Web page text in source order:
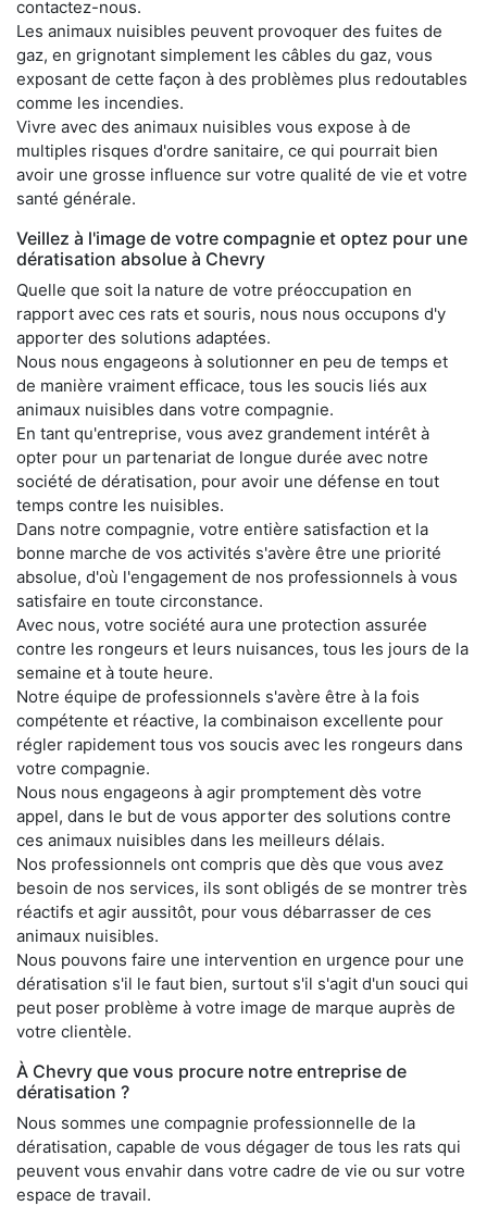
contactez-nous.
Les animaux nuisibles peuvent provoquer des fuites de
gaz, en grignotant simplement les câbles du gaz, vous
exposant de cette façon à des problèmes plus redoutables
comme les incendies.
Vivre avec des animaux nuisibles vous expose à de
multiples risques d'ordre sanitaire, ce qui pourrait bien
avoir une grosse influence sur votre qualité de vie et votre
santé générale.
Veillez à l'image de votre compagnie et optez pour une
dératisation absolue à Chevry
Quelle que soit la nature de votre préoccupation en
rapport avec ces rats et souris, nous nous occupons d'y
apporter des solutions adaptées.
Nous nous engageons à solutionner en peu de temps et
de manière vraiment efficace, tous les soucis liés aux
animaux nuisibles dans votre compagnie.
En tant qu'entreprise, vous avez grandement intérêt à
opter pour un partenariat de longue durée avec notre
société de dératisation, pour avoir une défense en tout
temps contre les nuisibles.
Dans notre compagnie, votre entière satisfaction et la
bonne marche de vos activités s'avère être une priorité
absolue, d'où l'engagement de nos professionnels à vous
satisfaire en toute circonstance.
Avec nous, votre société aura une protection assurée
contre les rongeurs et leurs nuisances, tous les jours de la
semaine et à toute heure.
Notre équipe de professionnels s'avère être à la fois
compétente et réactive, la combinaison excellente pour
régler rapidement tous vos soucis avec les rongeurs dans
votre compagnie.
Nous nous engageons à agir promptement dès votre
appel, dans le but de vous apporter des solutions contre
ces animaux nuisibles dans les meilleurs délais.
Nos professionnels ont compris que dès que vous avez
besoin de nos services, ils sont obligés de se montrer très
réactifs et agir aussitôt, pour vous débarrasser de ces
animaux nuisibles.
Nous pouvons faire une intervention en urgence pour une
dératisation s'il le faut bien, surtout s'il s'agit d'un souci qui
peut poser problème à votre image de marque auprès de
votre clientèle.
À Chevry que vous procure notre entreprise de
dératisation ?
Nous sommes une compagnie professionnelle de la
dératisation, capable de vous dégager de tous les rats qui
peuvent vous envahir dans votre cadre de vie ou sur votre
espace de travail.